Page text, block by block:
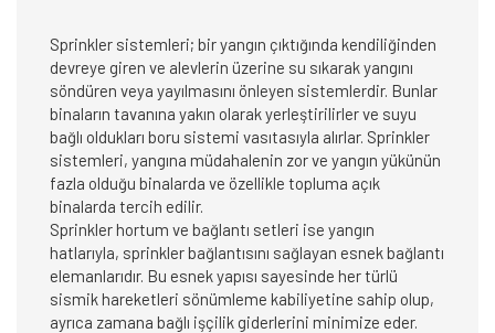
Sprinkler sistemleri; bir yangın çıktığında kendiliğinden
devreye giren ve alevlerin üzerine su sıkarak yangını
söndüren veya yayılmasını önleyen sistemlerdir. Bunlar
binaların tavanına yakın olarak yerleştirilirler ve suyu
bağlı oldukları boru sistemi vasıtasıyla alırlar. Sprinkler
sistemleri, yangına müdahalenin zor ve yangın yükünün
fazla olduğu binalarda ve özellikle topluma açık
binalarda tercih edilir.
Sprinkler hortum ve bağlantı setleri ise yangın
hatlarıyla, sprinkler bağlantısını sağlayan esnek bağlantı
elemanlarıdır. Bu esnek yapısı sayesinde her türlü
sismik hareketleri sönümleme kabiliyetine sahip olup,
ayrıca zamana bağlı işçilik giderlerini minimize eder.